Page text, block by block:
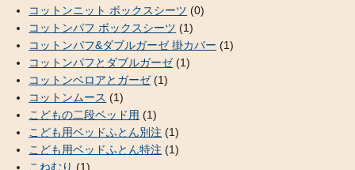
コットンニット ボックスシーツ (0)
コットンパフ ボックスシーツ (1)
コットンパフ&ダブルガーゼ 掛カバー (1)
コットンパフとダブルガーゼ(1)
コットンベロアとガーゼ(1)
コットンムース (1)
こどもの二段ベッド用 (1)
こども用ベッドふとん別注 (1)
こども用ベッドふとん特注 (1)
こねむり (1)